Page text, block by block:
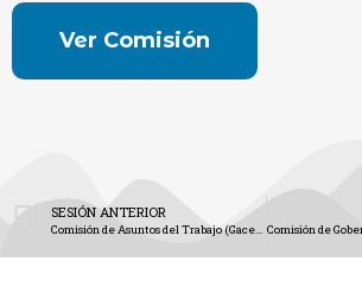
Ver Comisión
SESIÓN ANTERIOR
Comisión de Asuntos del Trabajo (Gaceta No. 1860)